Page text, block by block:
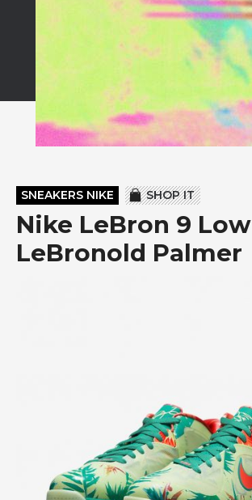
SNEAKERS NIKE SHOP IT
Nike LeBron 9 Low
LeBronold Palmer